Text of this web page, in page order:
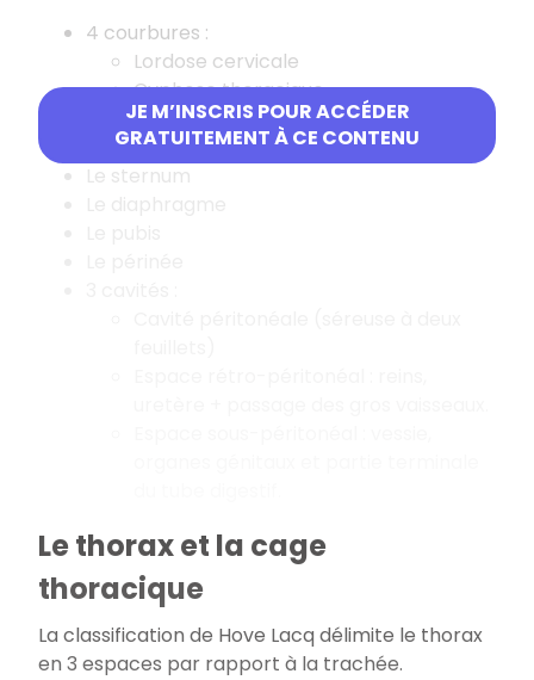
JE M’INSCRIS POUR ACCÉDER
GRATUITEMENT À CE CONTENU
4 courbures :
Lordose cervicale
Cyphose thoracique
Lordose lombaire
Cyphose sacrée
Le sternum
Le thorax et la cage
thoracique
La classification de Hove Lacq délimite le thorax
en 3 espaces par rapport à la trachée.